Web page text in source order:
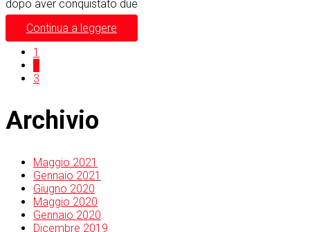
dopo aver conquistato due
Continua a leggere
1
3
Archivio
Maggio 2021
Gennaio 2021
Giugno 2020
Maggio 2020
Gennaio 2020
Dicembre 2019